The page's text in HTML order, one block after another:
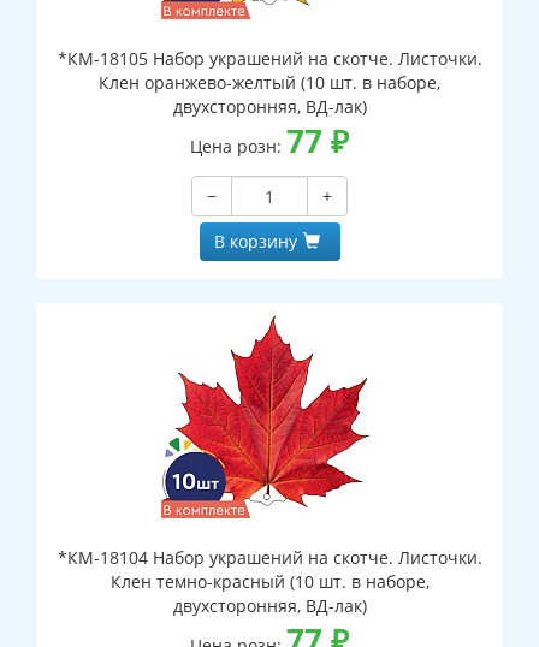
*КМ-18105 Набор украшений на скотче. Листочки.
Клен оранжево-желтый (10 шт. в наборе,
двухсторонняя, ВД-лак)
Цена розн: 77 ₽
−
+
В корзину
*КМ-18104 Набор украшений на скотче. Листочки.
Клен темно-красный (10 шт. в наборе,
двухсторонняя, ВД-лак)